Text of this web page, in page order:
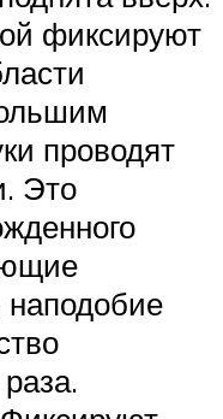
фиксируют
проводят
Это